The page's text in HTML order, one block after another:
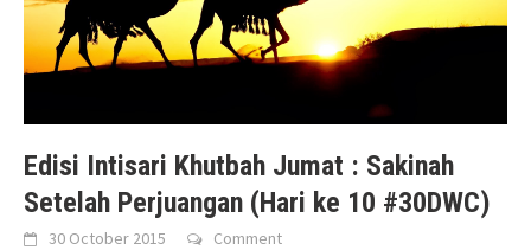
Edisi Intisari Khutbah Jumat : Sakinah
Setelah Perjuangan (Hari ke 10 #30DWC)
30 October 2015 Comment